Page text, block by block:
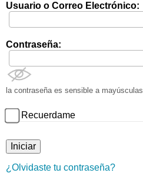
Usuario o Correo Electrónico:
Contraseña:
la contraseña es sensible a mayúsculas
Recuerdame
¿Olvidaste tu contraseña?